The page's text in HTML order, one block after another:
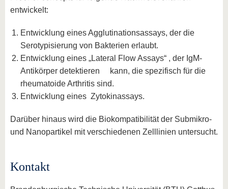
entwickelt:
Entwicklung eines Agglutinationsassays, der die
Serotypisierung von Bakterien erlaubt.
Entwicklung eines „Lateral Flow Assays“ , der IgM-
Antikörper detektieren kann, die spezifisch für die
rheumatoide Arthritis sind.
Entwicklung eines Zytokinassays.
Darüber hinaus wird die Biokompatibilität der Submikro-
und Nanopartikel mit verschiedenen Zelllinien untersucht.
Kontakt